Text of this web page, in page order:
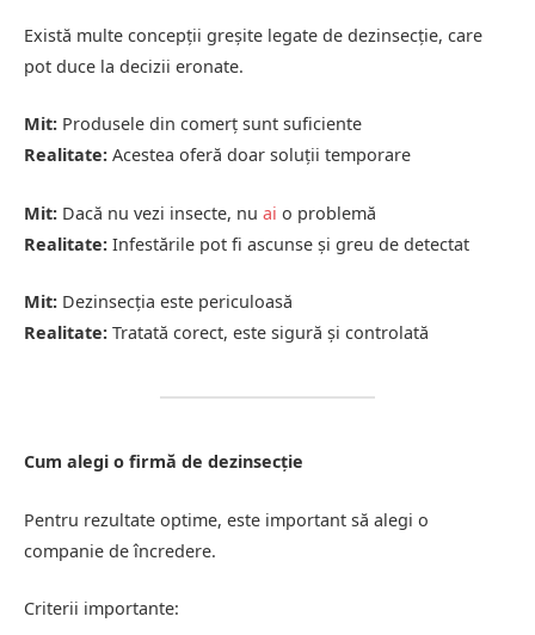
Există multe concepții greșite legate de dezinsecție, care
pot duce la decizii eronate.
Mit: Produsele din comerț sunt suficiente
Realitate: Acestea oferă doar soluții temporare
Mit: Dacă nu vezi insecte, nu ai o problemă
Realitate: Infestările pot fi ascunse și greu de detectat
Mit: Dezinsecția este periculoasă
Realitate: Tratată corect, este sigură și controlată
Cum alegi o firmă de dezinsecție
Pentru rezultate optime, este important să alegi o
companie de încredere.
Criterii importante: